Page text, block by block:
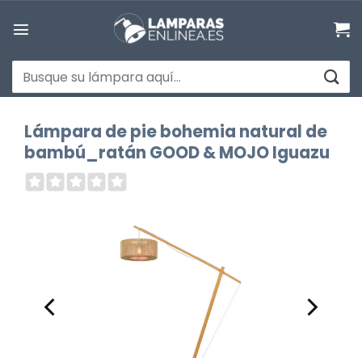
Buscar
por:
Lámpara de pie bohemia natural de
bambú_ratán GOOD & MOJO Iguazu